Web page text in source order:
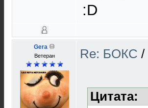
:D
Gera
Ветеран Re: БОКС /
Цитата: